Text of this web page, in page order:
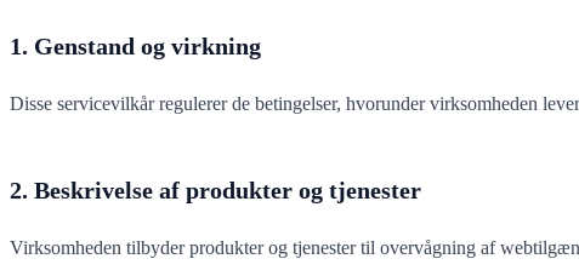
1. Genstand og virkning
Disse servicevilkår regulerer de betingelser, hvorunder virksomheden
2. Beskrivelse af produkter og tjenester
Virksomheden tilbyder produkter og tjenester til overvågning af